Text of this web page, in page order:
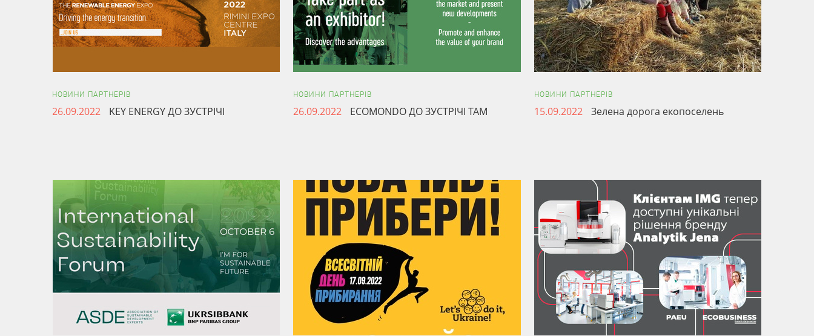
НОВИНИ ПАРТНЕРІВ
26.09.2022 KEY ENERGY ДО ЗУСТРІЧІ
НОВИНИ ПАРТНЕРІВ
26.09.2022 ECOMONDO ДО ЗУСТРІЧІ ТАМ
НОВИНИ ПАРТНЕРІВ
15.09.2022 Зелена дорога екопоселень